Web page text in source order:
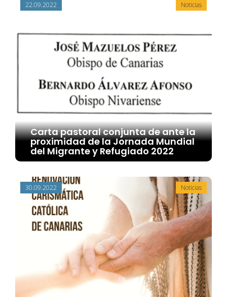
22.09.2022 Noticias
Carta pastoral conjunta de ante la
proximidad de la Jornada Mundial
del Migrante y Refugiado 2022
30.09.2022 Noticias